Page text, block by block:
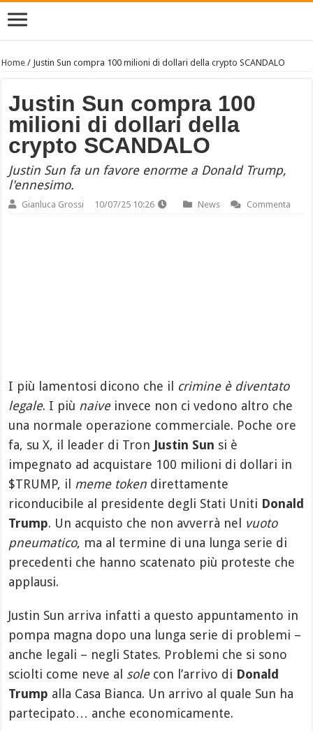
Home / Justin Sun compra 100 milioni di dollari della crypto SCANDALO
Justin Sun compra 100
milioni di dollari della
crypto SCANDALO
Justin Sun fa un favore enorme a Donald Trump,
l'ennesimo.
Gianluca Grossi 10/07/25 10:26 News Commenta
I più lamentosi dicono che il crimine è diventato
legale. I più naiveinvece non ci vedono altro che
una normale operazione commerciale. Poche ore
fa, su X, il leader di Tron Justin Sun si è
impegnato ad acquistare 100 milioni di dollari in
$TRUMP, il meme token direttamente
riconducibile al presidente degli Stati Uniti Donald
Trump. Un acquisto che non avverrà nel vuoto
pneumatico, ma al termine di una lunga serie di
precedenti che hanno scatenato più proteste che
applausi.
Justin Sun arriva infatti a questo appuntamento in
pompa magna dopo una lunga serie di problemi –
anche legali – negli States. Problemi che si sono
sciolti come neve al solecon l’arrivo di Donald
Trump alla Casa Bianca. Un arrivo al quale Sun ha
partecipato… anche economicamente.